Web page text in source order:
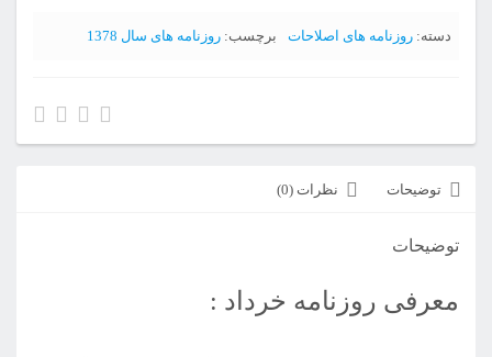
دسته: روزنامه های اصلاحات برچسب: روزنامه های سال 1378
توضیحات نظرات (0)
توضیحات
معرفی روزنامه خرداد :